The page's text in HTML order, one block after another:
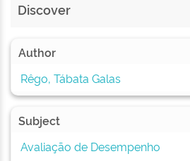
Discover
Author
Rêgo, Tábata Galas
Subject
Avaliação de Desempenho